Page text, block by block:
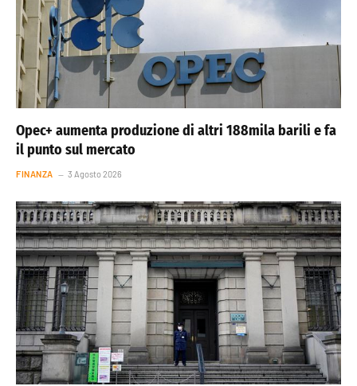
Opec+ aumenta produzione di altri 188mila barili e fa
il punto sul mercato
FINANZA 3 Agosto 2026